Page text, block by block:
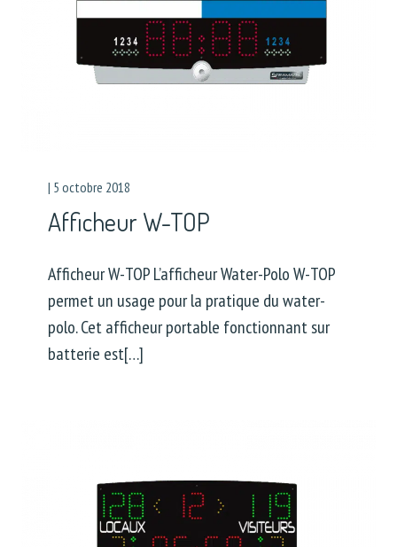
| 5 octobre 2018
Afficheur W-TOP
Afficheur W-TOP L’afficheur Water-Polo W-TOP
permet un usage pour la pratique du water-
polo. Cet afficheur portable fonctionnant sur
batterie est[…]